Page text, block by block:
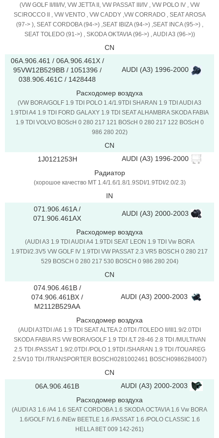
(VW GOLF II/III/IV, VW JETTA II, VW PASSAT III/IV , VW POLO IV , VW
SCIROCCO II , VW VENTO , VW CADDY ,VW CORRADO , SEAT AROSA
(97-> ), SEAT CORDOBA (94->) ,SEAT IBIZA (94->) ,SEAT INCA (95->) ,
SEAT TOLEDO (91->) , SKODA OKTAVIA (96->) , AUDI A3 (96->))
CN
06A.906.461 / 06A.906.461X /
95VW12B529BB / 1051396 /
038.906.461C / 1428448
AUDI (A3) 1996-2000
Расходомер воздуха
(VW BORA/GOLF 1.9 TDI POLO 1.4/1.9TDI SHARAN 1.9 TDI AUDI A3
1.9TDI A4 1.9 TDI FORD GALAXY 1.9 TDI SEAT ALHAMBRA SKODA FABIA
1.9 TDI VOLVO BOScH 0 280 217 121 BOScH 0 280 217 122 BOScH 0
986 280 202)
CN
1J0121253H
AUDI (A3) 1996-2000
Радиатор
(хорошое качество MT 1.4/1.6/1.8/1.9SDI/1.9TDI/2.0/2.3)
IN
071.906.461A /
071.906.461AX
AUDI (A3) 2000-2003
Расходомер воздуха
(AUDI A3 1.9 TDI AUDI A4 1.9TDI SEAT LEON 1.9 TDI Vw BORA
1.9TDI/2.3V5 VW GOLF IV 1.9TDI VW PASSAT 2.3 VR5 BOSCH 0 280 217
529 BOSCH 0 280 217 530 BOSCH 0 986 280 204)
CN
074.906.461B /
074.906.461BX /
M2112B529AA
AUDI (A3) 2000-2003
Расходомер воздуха
(AUDI A3TDI /A6 1.9 TDI SEAT ALTEA 2.0TDI /TOLEDO II/III1.9/2.0TDI
SKODA FABIA RS VW BORA/GOLF 1.9 TDI /LT 28-46 2.8 TDI /MULTIVAN
2.5 TDI /PASSAT 1.9/2.0TDI /POLO 1.9TDI /SHARAN 1.9 TDI /TOUAREG
2.5/V10 TDI /TRANSPORTER BOSCH0281002461 BOSCH0986284007)
CN
06A.906.461B
AUDI (A3) 2000-2003
Расходомер воздуха
(AUDI A3 1.6 /A4 1.6 SEAT CORDOBA 1.6 SKODA OCTAVIA 1.6 Vw BORA
1.6/GOLF IV1.6 /NEw BEETLE 1.6 /PASSAT 1.6 /POLO CLASSIC 1.6
HELLA 8ET 009 142-261)